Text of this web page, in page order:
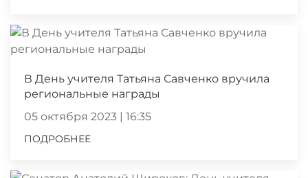
В День учителя Татьяна Савченко вручила
региональные награды
05 октября 2023 | 16:35
ПОДРОБНЕЕ